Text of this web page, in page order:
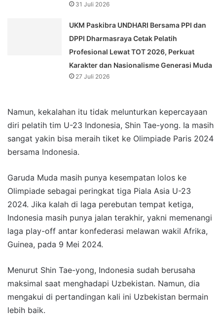
31 Juli 2026
UKM Paskibra UNDHARI Bersama PPI dan
DPPI Dharmasraya Cetak Pelatih
Profesional Lewat TOT 2026, Perkuat
Karakter dan Nasionalisme Generasi Muda
27 Juli 2026
Namun, kekalahan itu tidak melunturkan kepercayaan
diri pelatih tim U-23 Indonesia, Shin Tae-yong. Ia masih
sangat yakin bisa meraih tiket ke Olimpiade Paris 2024
bersama Indonesia.
Garuda Muda masih punya kesempatan lolos ke
Olimpiade sebagai peringkat tiga Piala Asia U-23
2024. Jika kalah di laga perebutan tempat ketiga,
Indonesia masih punya jalan terakhir, yakni memenangi
laga play-off antar konfederasi melawan wakil Afrika,
Guinea, pada 9 Mei 2024.
Menurut Shin Tae-yong, Indonesia sudah berusaha
maksimal saat menghadapi Uzbekistan. Namun, dia
mengakui di pertandingan kali ini Uzbekistan bermain
lebih baik.